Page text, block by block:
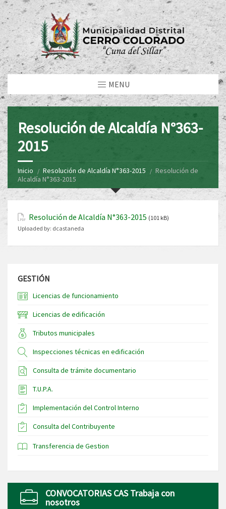
MENU
Resolución de Alcaldía N°363-
2015
Inicio Resolución de Alcaldía N°363-2015
Resolución de
Alcaldía N°363-2015
Resolución de Alcaldía N°363-2015 (101 kB)
Uploaded by: dcastaneda
GESTIÓN
Licencias de funcionamiento
Licencias de edificación
Tributos municipales
Inspecciones técnicas en edificación
Consulta de trámite documentario
T.U.P.A.
Implementación del Control Interno
Consulta del Contribuyente
Transferencia de Gestion
CONVOCATORIAS CAS Trabaja con
nosotros